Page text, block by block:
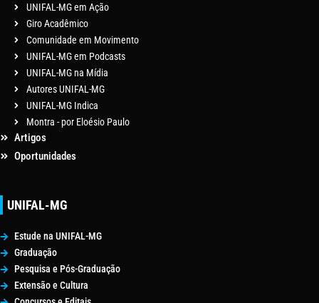
UNIFAL-MG em Ação
Giro Acadêmico
Comunidade em Movimento
UNIFAL-MG em Podcasts
UNIFAL-MG na Mídia
Autores UNIFAL-MG
UNIFAL-MG Indica
Montra - por Eloésio Paulo
Artigos
Oportunidades
UNIFAL-MG
Estude na UNIFAL-MG
Graduação
Pesquisa e Pós-Graduação
Extensão e Cultura